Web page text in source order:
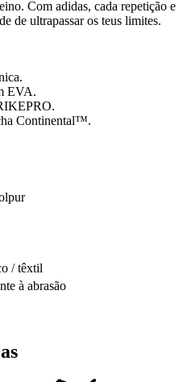
Com adidas, cada repetição e
de ultrapassar os teus limites.
EVA.
Continental™.
/ têxtil
à abrasão